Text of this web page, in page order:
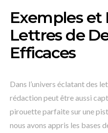
Exemples et
Lettres de
Efficaces
Dans l’univers éclatant des
rédaction peut être aussi
pirouette parfaite sur une
nous avons appris les bases